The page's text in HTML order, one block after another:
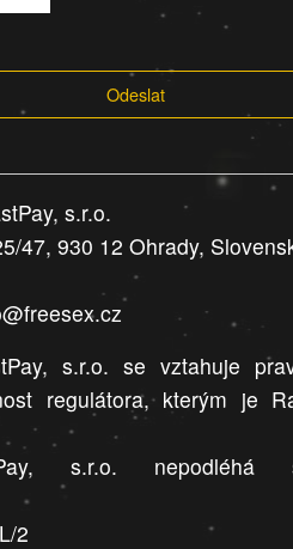
Odeslat
s.r.o.
47, 930 12 Ohrady,
s.r.o. se vztahuje
regulátora, kterým je
s.r.o. nepodléhá
2